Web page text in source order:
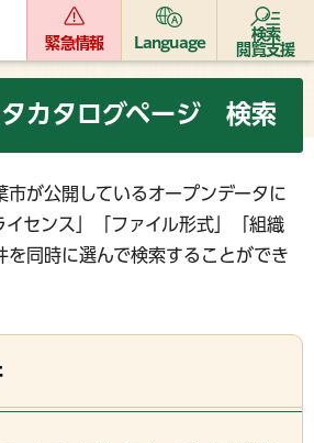
緊急情報 Language
検索
閲覧支援
タカタログページ 検索
市が公開しているオープンデータに
イセンス」「ファイル形式」「組織
を同時に選んで検索することができ